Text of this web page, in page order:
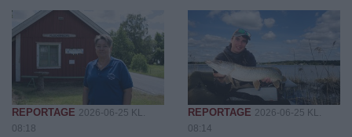
REPORTAGE 2026-06-25 KL.
08:18
REPORTAGE 2026-06-25 KL.
08:14